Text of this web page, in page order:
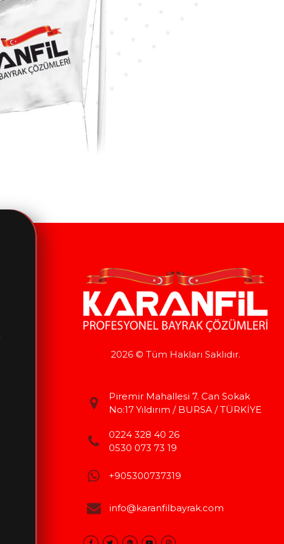
2026 © Tüm Hakları Saklıdır.
Piremir Mahallesi 7. Can Sokak
No:17 Yıldırım / BURSA / TÜRKİYE
0224 328 40 26
0530 073 73 19
+905300737319
info@karanfilbayrak.com